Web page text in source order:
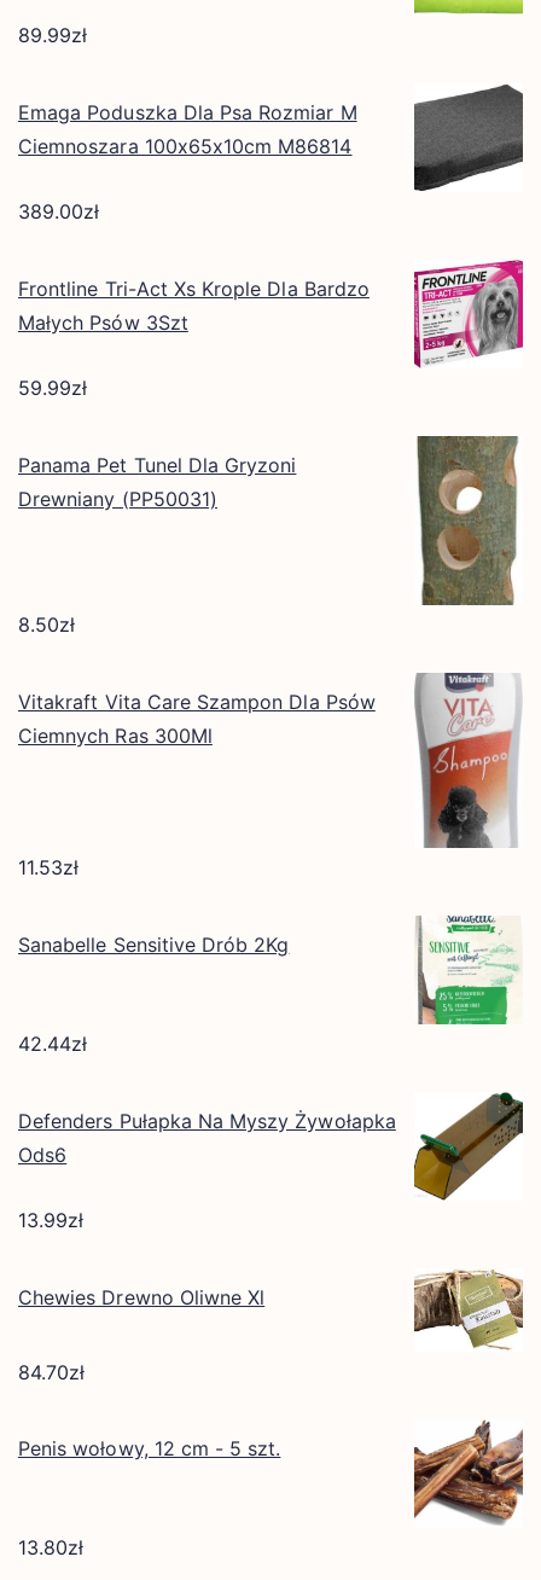
89.99zł
Emaga Poduszka Dla Psa Rozmiar M
Ciemnoszara 100x65x10cm M86814
389.00zł
Frontline Tri-Act Xs Krople Dla Bardzo
Małych Psów 3Szt
59.99zł
Panama Pet Tunel Dla Gryzoni
Drewniany (PP50031)
8.50zł
Vitakraft Vita Care Szampon Dla Psów
Ciemnych Ras 300Ml
11.53zł
Sanabelle Sensitive Drób 2Kg
42.44zł
Defenders Pułapka Na Myszy Żywołapka
Ods6
13.99zł
Chewies Drewno Oliwne Xl
84.70zł
Penis wołowy, 12 cm - 5 szt.
13.80zł